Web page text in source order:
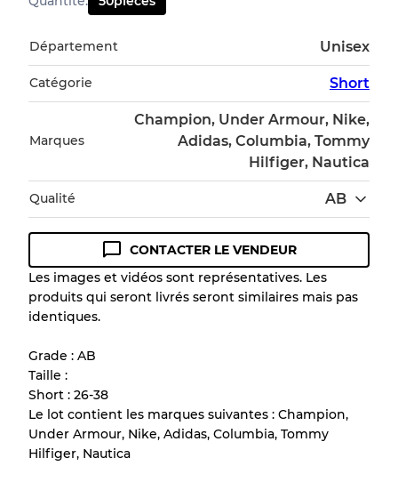
Département Unisex
Catégorie Short
Marques
Champion, Under Armour, Nike,
Adidas, Columbia, Tommy
Hilfiger, Nautica
Qualité AB
Guide des conditions
Tous les produits incluent un niveau de
qualité pour comprendre l'état et l'apparence
en raison de la vente en gros
Notre système à 3 niveaux
CONTACTER LE VENDEUR
Les images et vidéos sont représentatives. Les
produits qui seront livrés seront similaires mais pas
identiques.
Grade : AB
Taille :
Short : 26-38
Le lot contient les marques suivantes : Champion,
Under Armour, Nike, Adidas, Columbia, Tommy
Hilfiger, Nautica